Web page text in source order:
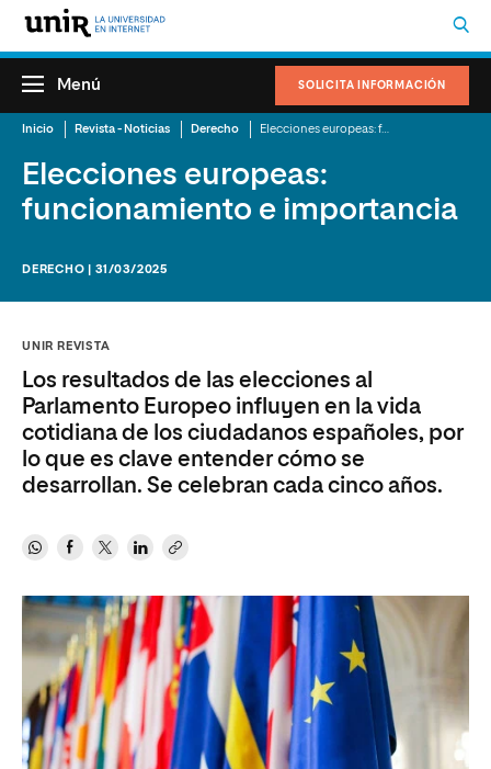
SOLICITA INFORMACIÓN
Menú
Inicio Revista - Noticias Derecho Elecciones europeas: funcionamiento e importancia
Elecciones europeas:
funcionamiento e importancia
DERECHO | 31/03/2025
UNIR REVISTA
Los resultados de las elecciones al
Parlamento Europeo influyen en la vida
cotidiana de los ciudadanos españoles, por
lo que es clave entender cómo se
desarrollan. Se celebran cada cinco años.